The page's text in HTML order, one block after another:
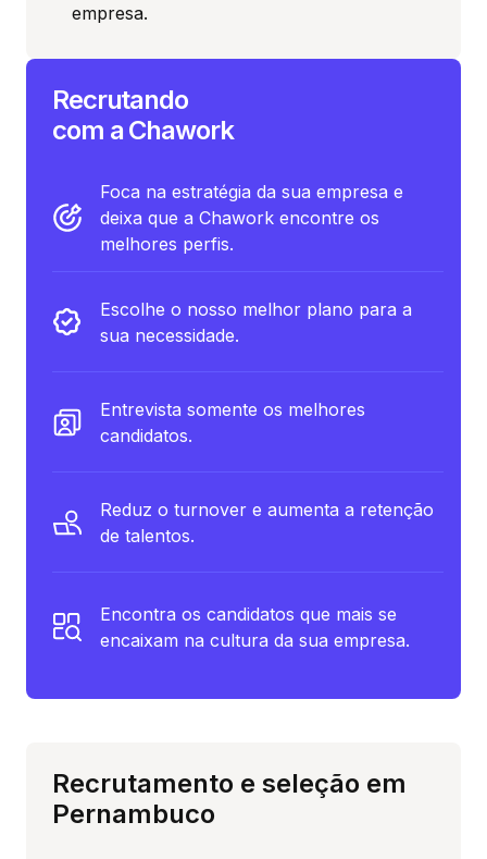
empresa.
Recrutando
com a Chawork
Foca na estratégia da sua empresa e
deixa que a Chawork encontre os
melhores perfis.
Escolhe o nosso melhor plano para a
sua necessidade.
Entrevista somente os melhores
candidatos.
Reduz o turnover e aumenta a retenção
de talentos.
Encontra os candidatos que mais se
encaixam na cultura da sua empresa.
Recrutamento e seleção em
Pernambuco